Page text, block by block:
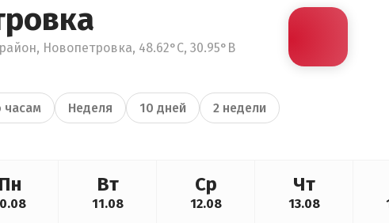
Новопетровка, 48.62°С, 30.95°В
часам Неделя 10 дней 2 недели
Пн Вт
11.08
Ср
12.08
Чт
13.08